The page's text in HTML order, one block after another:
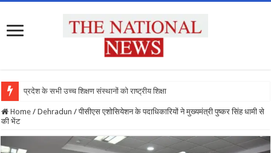
प्रदेश के सभी उच्च शिक्षण संस्थानों को राष्ट्रीय शिक्षा नीति के
Home / Dehradun / पीसीएस एशोसियेशन के पदाधिकारियों ने मुख्यमंत्री पुष्कर सिंह धामी से
की भेंट